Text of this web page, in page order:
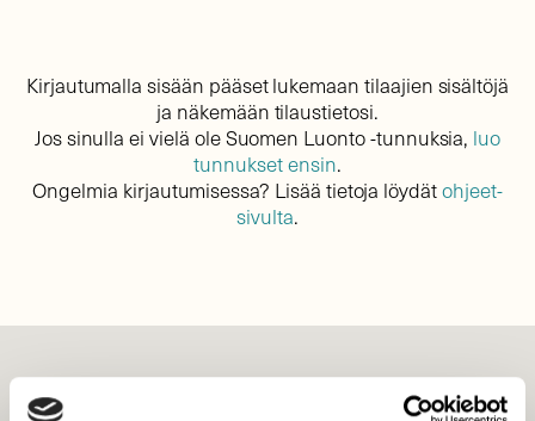
Kirjautumalla sisään pääset lukemaan tilaajien sisältöjä
ja näkemään tilaustietosi.
Jos sinulla ei vielä ole Suomen Luonto -tunnuksia, luo
tunnukset ensin.
Ongelmia kirjautumisessa? Lisää tietoja löydätohjeet-
sivulta.